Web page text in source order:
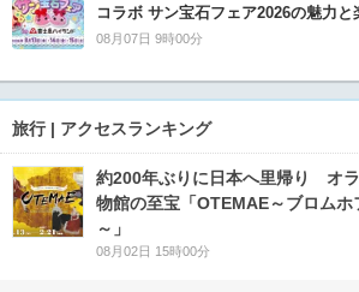
コラボ サン宝石フェア2026の魅力と
08月07日 9時00分
旅行 | アクセスランキング
約200年ぶりに日本へ里帰り オ
物館の至宝「OTEMAE～ブロムホ
～」
08月02日 15時00分